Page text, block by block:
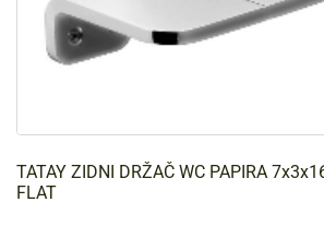
TATAY ZIDNI DRŽAČ WC PAPIRA
FLAT